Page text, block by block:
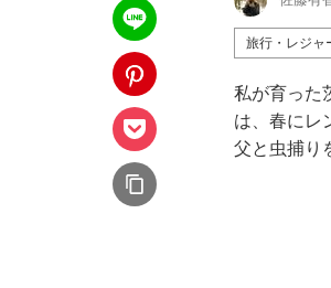
旅行・レジャ
私が育った
は、春にレ
父と虫捕り